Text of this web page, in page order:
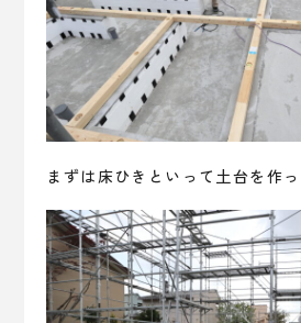
まずは床ひきといって土台を作